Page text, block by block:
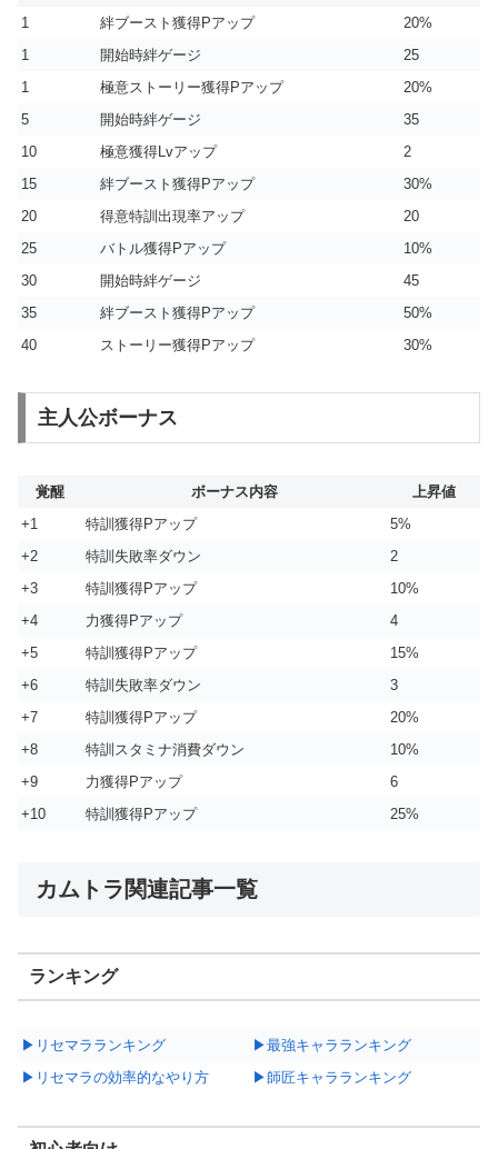
1
絆ブースト獲得Pアップ
20%
1
開始時絆ゲージ
25
1
極意ストーリー獲得Pアップ
20%
5
開始時絆ゲージ
35
10
極意獲得Lvアップ
2
15
絆ブースト獲得Pアップ
30%
20
得意特訓出現率アップ
20
25
バトル獲得Pアップ
10%
30
開始時絆ゲージ
45
35
絆ブースト獲得Pアップ
50%
40
ストーリー獲得Pアップ 30%
主人公ボーナス
覚醒 ボーナス内容
上昇値
+1
特訓獲得Pアップ
5%
+2
特訓失敗率ダウン
2
+3
特訓獲得Pアップ
10%
+4
力獲得Pアップ
4
+5
特訓獲得Pアップ
15%
+6
特訓失敗率ダウン
3
+7
特訓獲得Pアップ
20%
+8
特訓スタミナ消費ダウン
10%
+9
力獲得Pアップ
6
+10
特訓獲得Pアップ 25%
カムトラ関連記事一覧
ランキング
▶リセマラランキング
▶最強キャラランキング
▶リセマラの効率的なやり方
▶師匠キャラランキング